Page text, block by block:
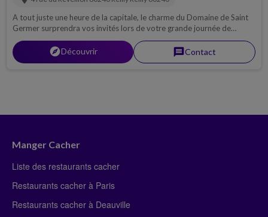
A tout juste une heure de la capitale, le charme du Domaine de Saint
Germer surprendra vos invités lors de votre grande journée de
mariage.
explorerDécouvrir messageContact
Manger Cacher
Liste des restaurants cacher
Restaurants cacher à Paris
Restaurants cacher à Deauville